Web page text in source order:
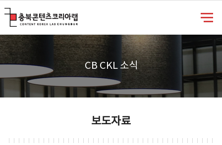
CB CKL 소식
보도자료